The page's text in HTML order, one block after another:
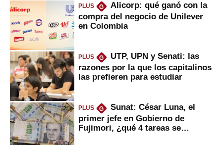
PLUS G
Alicorp: qué ganó con la
compra del negocio de Unilever
en Colombia
PLUS G
UTP, UPN y Senati: las
razones por la que los capitalinos
las prefieren para estudiar
PLUS G
Sunat: César Luna, el
primer jefe en Gobierno de
Fujimori, ¿qué 4 tareas se